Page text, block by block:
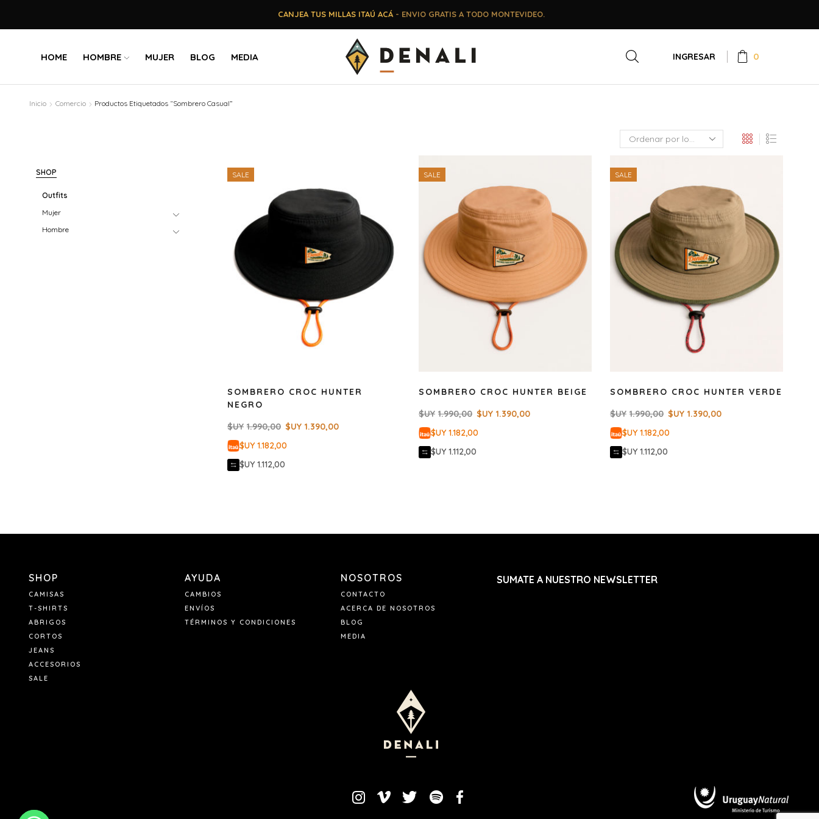
CANJEA TUS MILLAS ITAÚ ACÁ- ENVIO GRATIS A TODO MONTEVIDEO.
HOME HOMBRE MUJER BLOG MEDIA INGRESAR 0
Inicio Comercio Productos Etiquetados “Sombrero Casual”
SALE
SOMBRERO CROC HUNTER
NEGRO
$UY 1.990,00 $UY 1.390,00
$UY 1.182,00
$UY 1.112,00
SALE
SOMBRERO CROC HUNTER BEIGE
$UY 1.990,00 $UY 1.390,00
$UY 1.182,00
$UY 1.112,00
SALE
SOMBRERO CROC HUNTER VERDE
$UY 1.990,00 $UY 1.390,00
$UY 1.182,00
$UY 1.112,00
SHOP
Outfits
Mujer
Hombre
SHOP
CAMISAS
T-SHIRTS
ABRIGOS
CORTOS
JEANS
ACCESORIOS
SALE
AYUDA
CAMBIOS
ENVÍOS
TÉRMINOS Y CONDICIONES
NOSOTROS
CONTACTO
ACERCA DE NOSOTROS
BLOG
MEDIA
SUMATE A NUESTRO NEWSLETTER